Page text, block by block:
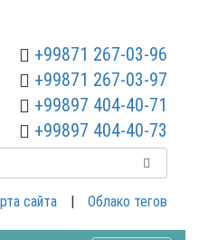
+99871 267-03-96
+99871 267-03-97
+99897 404-40-71
+99897 404-40-73
Облако тегов
|
сайта